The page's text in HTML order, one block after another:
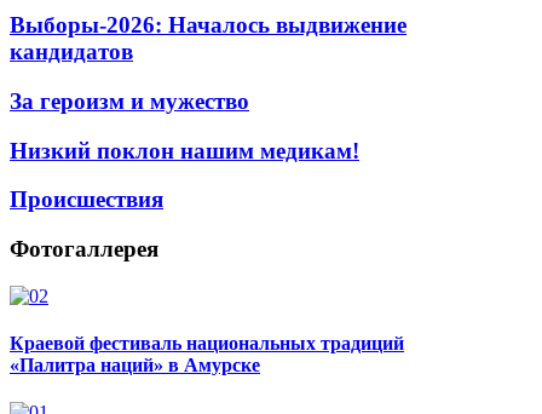
Выборы-2026: Началось выдвижение
кандидатов
За героизм и мужество
Низкий поклон нашим медикам!
Происшествия
Фотогаллерея
Краевой фестиваль национальных традиций
«Палитра наций» в Амурске